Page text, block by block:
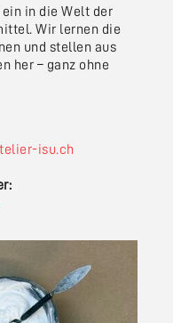
in die Welt der
Wir lernen die
und stellen aus
her – ganz ohne
isu.ch